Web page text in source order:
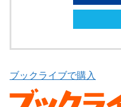
ブックライブで購入